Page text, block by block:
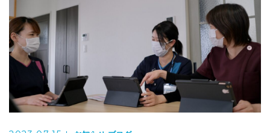
お問い合わせ
025-311-1290